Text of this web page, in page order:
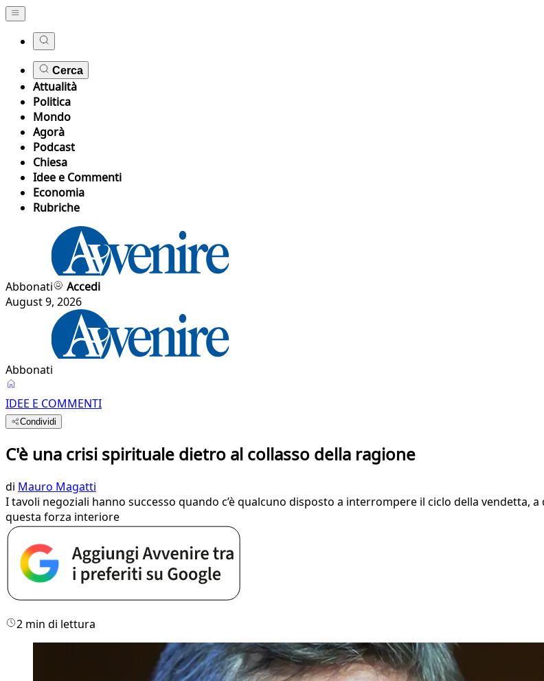
Cerca
Attualità
Politica
Mondo
Agorà
Podcast
Chiesa
Idee e Commenti
Economia
Rubriche
Abbonati
Accedi
August 9, 2026
Abbonati
IDEE E COMMENTI
Condividi
C'è una crisi spirituale dietro al collasso della ragione
di Mauro Magatti
I tavoli negoziali hanno successo quando c’è qualcuno disposto a interrompere il ciclo della vendetta,
questa forza interiore
2 min di lettura